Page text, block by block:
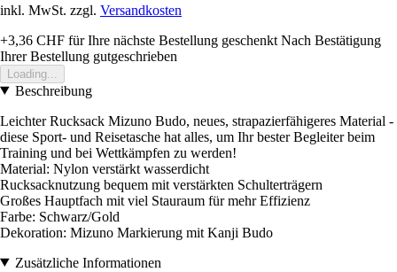
inkl. MwSt. zzgl. Versandkosten
+3,36 CHF für Ihre nächste Bestellung geschenkt Nach Bestätigung
Ihrer Bestellung gutgeschrieben
Loading...
Beschreibung
Leichter Rucksack Mizuno Budo, neues, strapazierfähigeres Material -
diese Sport- und Reisetasche hat alles, um Ihr bester Begleiter beim
Training und bei Wettkämpfen zu werden!
Material: Nylon verstärkt wasserdicht
Rucksacknutzung bequem mit verstärkten Schulterträgern
Großes Hauptfach mit viel Stauraum für mehr Effizienz
Farbe: Schwarz/Gold
Dekoration: Mizuno Markierung mit Kanji Budo
Zusätzliche Informationen